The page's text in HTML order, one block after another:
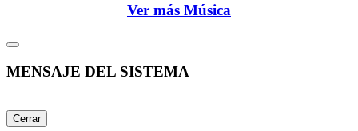
Ver más Música
MENSAJE DEL SISTEMA
Cerrar